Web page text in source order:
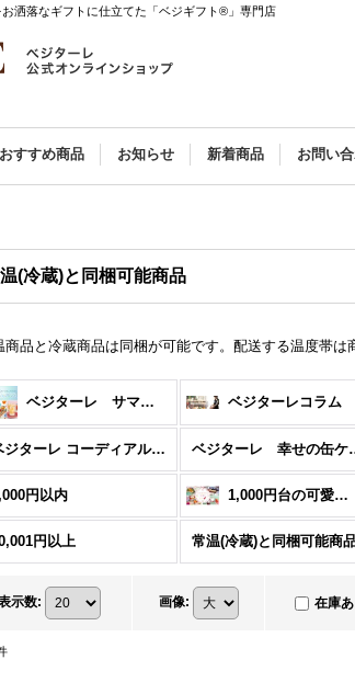
洒落なギフトに仕立てた「ベジギフト®」専門店
おすすめ商品 お知らせ 新着商品 お問い
(冷蔵)と同梱可能商品
商品と冷蔵商品は同梱が可能です。配送する温度帯は
ベジターレ サマーギフトギフト特集 ベジターレコラム
ベジターレ コーディアル特集 ベジタ
円以内 1,000円台の可愛いギフト
円以上 常温(冷蔵)と同梱可能商
示数: 画像: 在庫あ